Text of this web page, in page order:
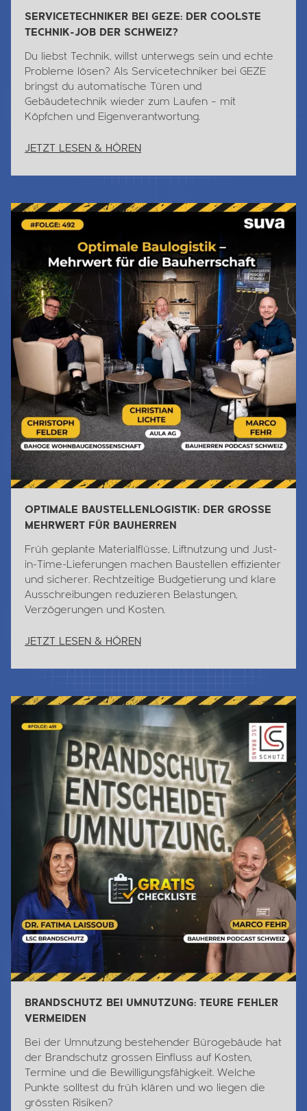
SERVICETECHNIKER BEI GEZE: DER COOLSTE
TECHNIK-JOB DER SCHWEIZ?
Du liebst Technik, willst unterwegs sein und echte
Probleme lösen? Als Servicetechniker bei GEZE
bringst du automatische Türen und
Gebäudetechnik wieder zum Laufen – mit
Köpfchen und Eigenverantwortung.
JETZT LESEN & HÖREN
OPTIMALE BAUSTELLENLOGISTIK: DER GROSSE
MEHRWERT FÜR BAUHERREN
Früh geplante Materialflüsse, Liftnutzung und Just-
in-Time-Lieferungen machen Baustellen effizienter
und sicherer. Rechtzeitige Budgetierung und klare
Ausschreibungen reduzieren Belastungen,
Verzögerungen und Kosten.
JETZT LESEN & HÖREN
Jetzt Lesen & Hören
BRANDSCHUTZ BEI UMNUTZUNG: TEURE FEHLER
VERMEIDEN
Bei der Umnutzung bestehender Bürogebäude hat
der Brandschutz grossen Einfluss auf Kosten,
Termine und die Bewilligungsfähigkeit. Welche
Punkte solltest du früh klären und wo liegen die
grössten Risiken?
Jetzt Lesen & Hören